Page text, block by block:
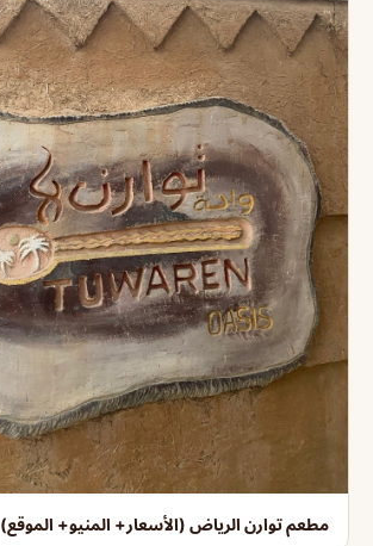
مطعم توارن الرياض (الأسعار+ المنيو+ الموقع)